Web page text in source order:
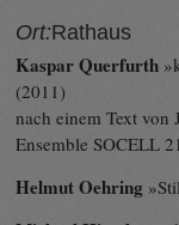
Ort:Rathaus
Kaspar Querfurth
(2011)
nach einem Text von
Ensemble SOCELL
Helmut Oehring